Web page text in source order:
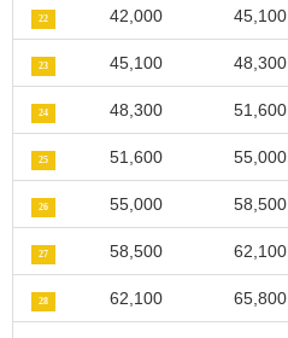
22 42,000 45,100
23 45,100 48,300
24 48,300 51,600
25 51,600 55,000
26 55,000 58,500
27 58,500 62,100
28 62,100 65,800